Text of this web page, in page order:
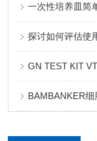
一次性培养皿简
GN TEST KIT